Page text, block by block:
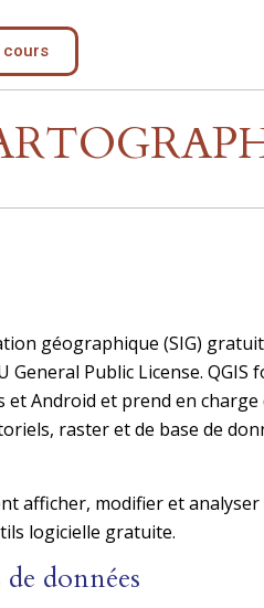
cours
géographique (SIG)
General Public License. QGIS
et Android et prend en
raster et de base de
afficher, modifier et
logicielle gratuite.
de données